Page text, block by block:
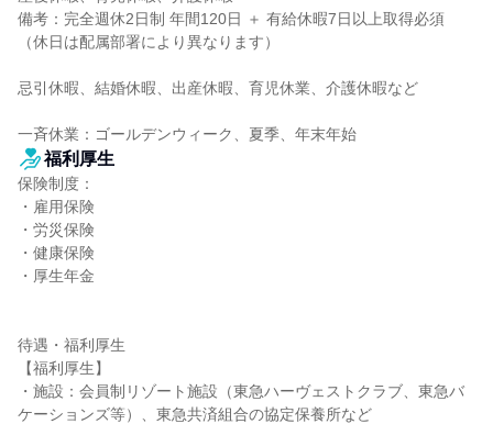
備考：完全週休2日制 年間120日 ＋ 有給休暇7日以上取得必須
（休日は配属部署により異なります）
忌引休暇、結婚休暇、出産休暇、育児休業、介護休暇など
一斉休業：ゴールデンウィーク、夏季、年末年始
福利厚生
保険制度：
・雇用保険
・労災保険
・健康保険
・厚生年金
待遇・福利厚生
【福利厚生】
・施設：会員制リゾート施設（東急ハーヴェストクラブ、東急バ
ケーションズ等）、東急共済組合の協定保養所など